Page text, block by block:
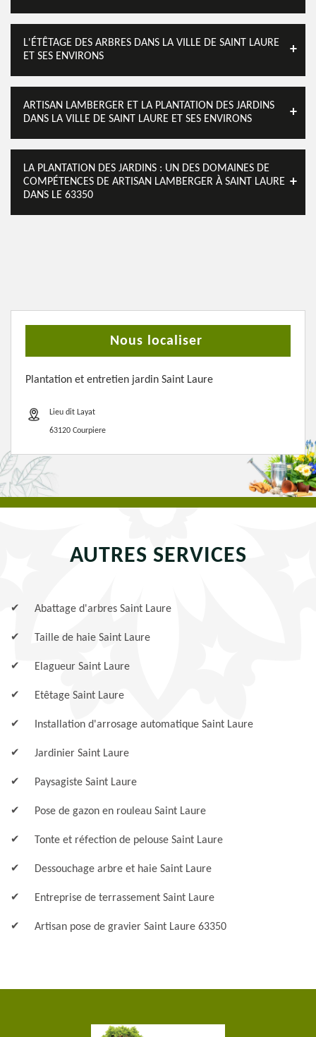
L'ÉTÊTAGE DES ARBRES DANS LA VILLE DE SAINT LAURE
ET SES ENVIRONS
ARTISAN LAMBERGER ET LA PLANTATION DES JARDINS
DANS LA VILLE DE SAINT LAURE ET SES ENVIRONS
LA PLANTATION DES JARDINS : UN DES DOMAINES DE
COMPÉTENCES DE ARTISAN LAMBERGER À SAINT LAURE
DANS LE 63350
Nous localiser
Plantation et entretien jardin Saint Laure
Lieu dit Layat
63120 Courpiere
AUTRES SERVICES
Abattage d'arbres Saint Laure
Taille de haie Saint Laure
Elagueur Saint Laure
Etêtage Saint Laure
Installation d'arrosage automatique Saint Laure
Jardinier Saint Laure
Paysagiste Saint Laure
Pose de gazon en rouleau Saint Laure
Tonte et réfection de pelouse Saint Laure
Dessouchage arbre et haie Saint Laure
Entreprise de terrassement Saint Laure
Artisan pose de gravier Saint Laure 63350